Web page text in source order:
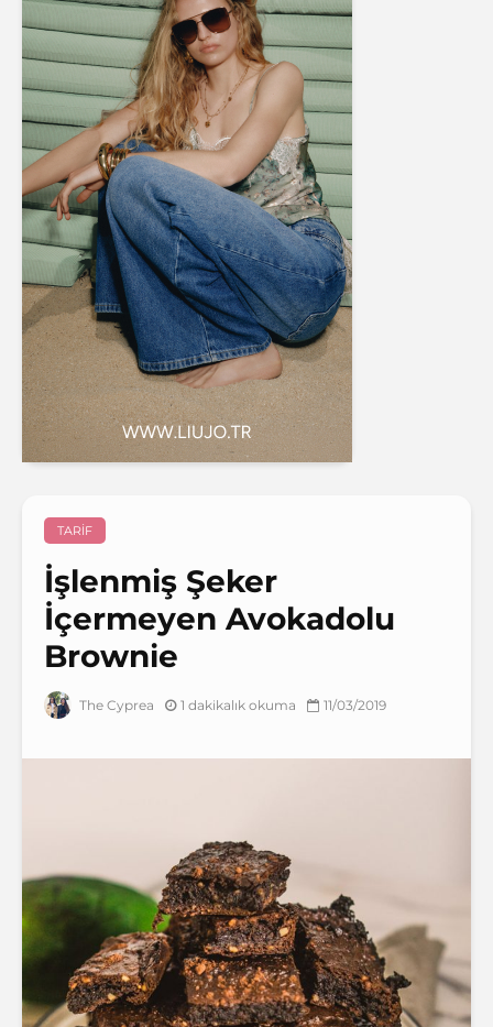
TARIF
İşlenmiş Şeker
İçermeyen Avokadolu
Brownie
The Cyprea 1 dakikalık okuma 11/03/2019